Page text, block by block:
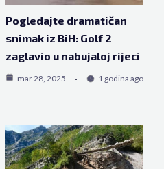
Pogledajte dramatičan
snimak iz BiH: Golf 2
zaglavio u nabujaloj rijeci
mar 28, 2025 1 godina ago